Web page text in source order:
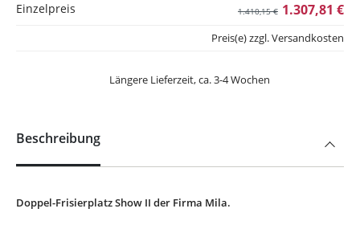
Einzelpreis
1.307,81 €
1.410,15 €
Längere Lieferzeit, ca. 3-4 Wochen
Preis(e) zzgl. Versandkosten
Beschreibung
Doppel-Frisierplatz Show II der Firma Mila.